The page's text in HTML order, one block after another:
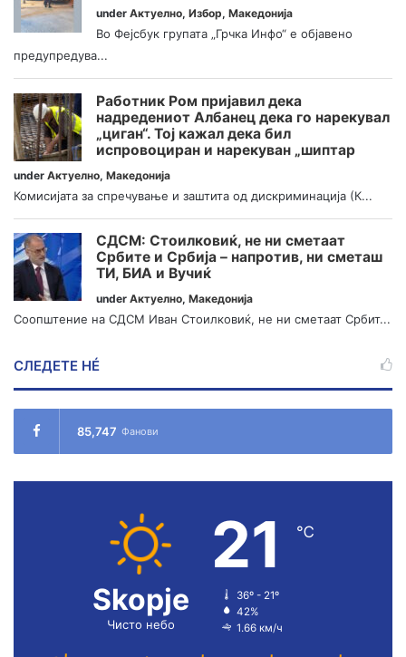
under Актуелно, Избор, Македонија
Во Фејсбук групата „Грчка Инфо“ е објавено
предупредува...
Работник Ром пријавил дека
надредениот Албанец дека го нарекувал
„циган“. Тој кажал дека бил
испровоциран и нарекуван „шиптар
under Актуелно, Македонија
Комисијата за спречување и заштита од дискриминација (К...
СДСМ: Стоилковиќ, не ни сметаат
Србите и Србија – напротив, ни сметаш
ТИ, БИА и Вучиќ
under Актуелно, Македонија
Соопштение на СДСМ Иван Стоилковиќ, не ни сметаат Србит...
СЛЕДЕТЕ НÉ
85,747 Фанови
Skopje
Чисто небо
21 ℃
36º - 21º
42%
1.66 км/ч